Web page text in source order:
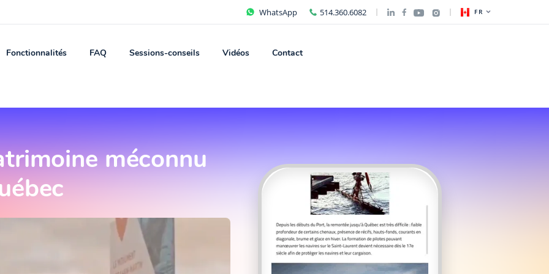
WhatsApp 514.360.6082 FR
Fonctionnalités FAQ Sessions-conseils Vidéos Contact
méconnu